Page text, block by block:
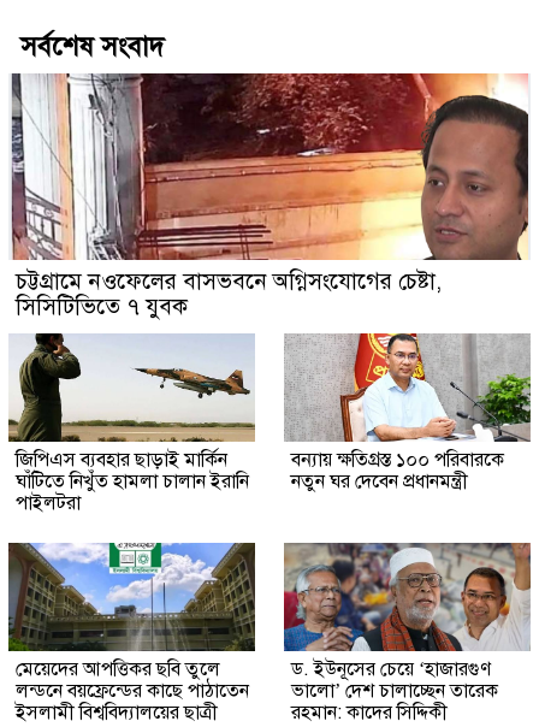
সর্বশেষ সংবাদ
চট্টগ্রামে নওফেলের বাসভবনে অগ্নিসংযোগের চেষ্টা,
সিসিটিভিতে ৭ যুবক
জিপিএস ব্যবহার ছাড়াই মার্কিন
ঘাঁটিতে নিখুঁত হামলা চালান ইরানি
পাইলটরা
বন্যায় ক্ষতিগ্রস্ত ১০০ পরিবারকে
নতুন ঘর দেবেন প্রধানমন্ত্রী
মেয়েদের আপত্তিকর ছবি তুলে
লন্ডনে বয়ফ্রেন্ডের কাছে পাঠাতেন
ইসলামী বিশ্ববিদ্যালয়ের ছাত্রী
ড. ইউনূসের চেয়ে ‘হাজারগুণ
ভালো’ দেশ চালাচ্ছেন তারেক
রহমান: কাদের সিদ্দিকী